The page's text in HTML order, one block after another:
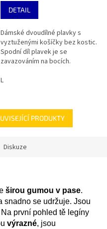
DETAIL
Dámské dvoudílné plavky s
vyztuženými košíčky bez kostic.
Spodní díl plavek je se
zavazováním na bocích.
L
PRODUKTY
Diskuze
širou gumou v pase.
snadno se udržuje. Jsou
první pohled tě legíny
výrazné, jsou